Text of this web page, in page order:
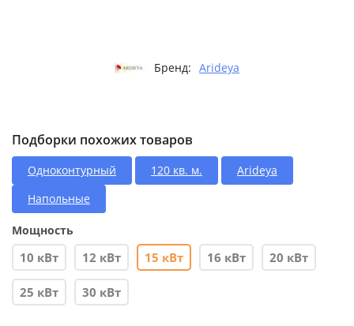
Бренд: Arideya
Подборки похожих товаров
Одноконтурный 120 кв. м.
Arideya
Напольные
Мощность
10 кВт 12 кВт 15 кВт 16 кВт 20 кВт
25 кВт 30 кВт